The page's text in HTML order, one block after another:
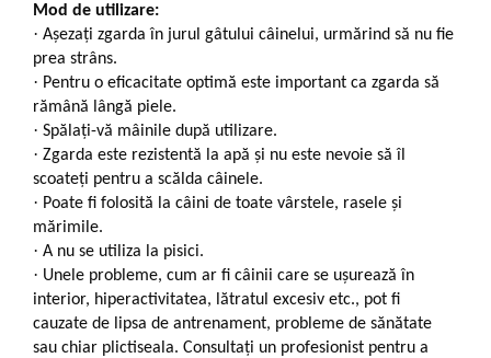
Mod de utilizare:
· Așezați zgarda în jurul gâtului câinelui, urmărind să nu fie
prea strâns.
· Pentru o eficacitate optimă este important ca zgarda să
rămână lângă piele.
· Spălați-vă mâinile după utilizare.
· Zgarda este rezistentă la apă și nu este nevoie să îl
scoateți pentru a scălda câinele.
· Poate fi folosită la câini de toate vârstele, rasele și
mărimile.
· A nu se utiliza la pisici.
· Unele probleme, cum ar fi câinii care se ușurează în
interior, hiperactivitatea, lătratul excesiv etc., pot fi
cauzate de lipsa de antrenament, probleme de sănătate
sau chiar plictiseala. Consultați un profesionist pentru a